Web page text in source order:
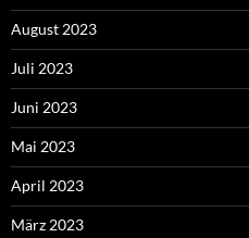
August 2023
Juli 2023
Juni 2023
Mai 2023
April 2023
März 2023